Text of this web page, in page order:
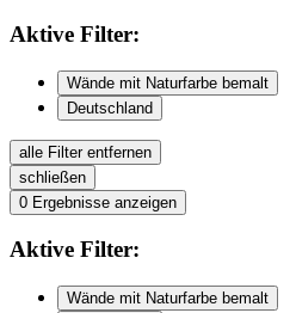
Aktive Filter:
Wände mit Naturfarbe bemalt
Deutschland
alle Filter entfernen
schließen
0 Ergebnisse anzeigen
Aktive Filter:
Wände mit Naturfarbe bemalt